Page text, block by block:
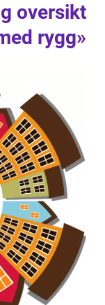
oversikt
rygg»